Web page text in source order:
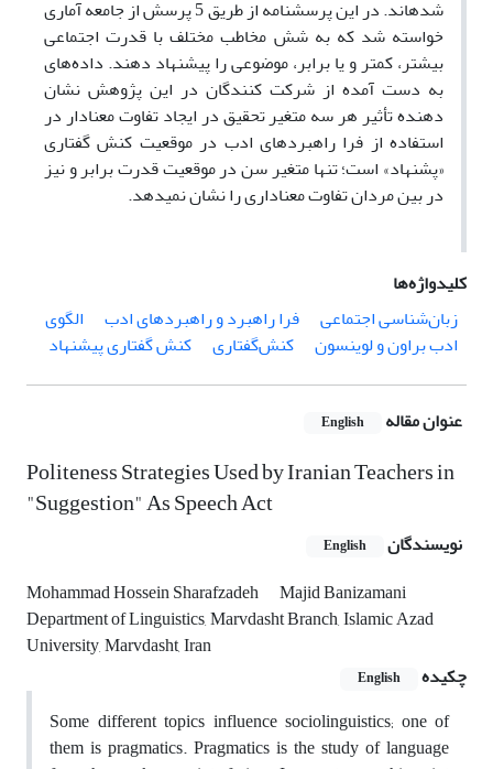
شده­اند. در این پرسشنامه از طریق 5 پرسش از جامعه آماری
خواسته شد که به شش مخاطب مختلف با قدرت اجتماعی
بیشتر، کمتر و یا برابر، موضوعی را پیشنهاد دهند. داده‌های
به دست آمده از شرکت کنندگان در این پژوهش نشان
دهنده‌ تأثیر هر سه متغیر تحقیق در ایجاد تفاوت معنادار در
استفاده از فرا راهبردهای ادب در موقعیت کنش‌ گفتاری
«پشنهاد» است؛ تنها متغیر سن در موقعیت قدرت برابر و نیز
در بین مردان تفاوت معناداری را نشان نمی­دهد.
کلیدواژه‌ها
زبان‌شناسی اجتماعی
فرا راهبرد و راهبردهای ادب
الگوی
ادب براون و لوینسون
کنش‌گفتاری کنش گفتاری پیشنهاد
عنوان مقاله English
Politeness Strategies Used by Iranian Teachers in
"Suggestion" As Speech Act
نویسندگان English
Mohammad Hossein Sharafzadeh
Majid Banizamani
Department of Linguistics, Marvdasht Branch, Islamic Azad
University, Marvdasht, Iran
چکیده
English
Some different topics influence sociolinguistics; one of
them is pragmatics. Pragmatics is the study of language